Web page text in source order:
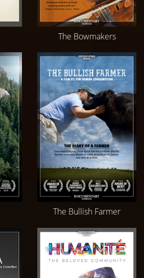
The Bowmakers
The Bullish Farmer